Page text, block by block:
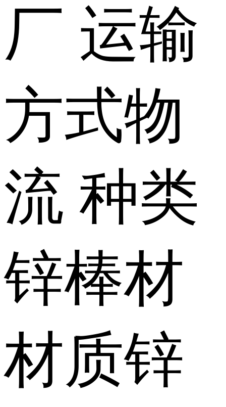
厂 运输
方式物
流 种类
锌棒材
材质锌